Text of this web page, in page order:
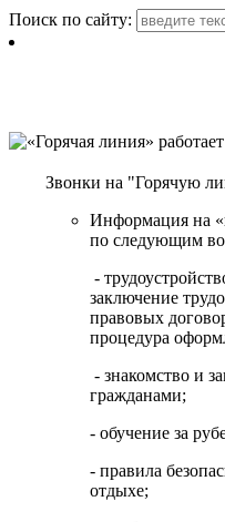
Поиск по сайту:
Звонки на "Горячую
Информация на
по следующим
-
заключение
правовых
процедура
- знакомство и
гражданами;
- обучение за
- правила
отдыхе;